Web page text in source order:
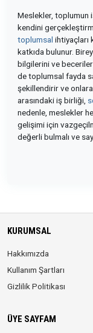
Meslekler, toplumun
kendini
toplumsal ihtiyaçları
katkıda bulunur.
bilgilerini ve
de toplumsal fayda
şekillendirir ve onlara
arasındaki iş birliği,
nedenle, meslekler
gelişimi için
değerli bulmalı ve
KURUMSAL
Hakkımızda
Kullanım Şartları
Gizlilik Politikası
ÜYE SAYFAM